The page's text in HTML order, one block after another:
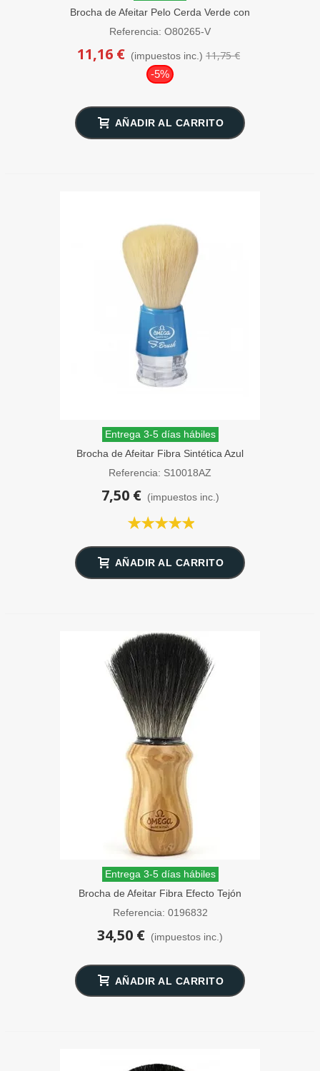
Brocha de Afeitar Pelo Cerda Verde con
Soporte Omega
Referencia: O80265-V
11,16 € (impuestos inc.) 11,75 €
-5%
AÑADIR AL CARRITO
Entrega 3-5 días hábiles
Brocha de Afeitar Fibra Sintética Azul
Cielo Omega
Referencia: S10018AZ
7,50 € (impuestos inc.)
AÑADIR AL CARRITO
Entrega 3-5 días hábiles
Brocha de Afeitar Fibra Efecto Tejón
Negro Madera Olivo Omega
Referencia: 0196832
34,50 € (impuestos inc.)
AÑADIR AL CARRITO